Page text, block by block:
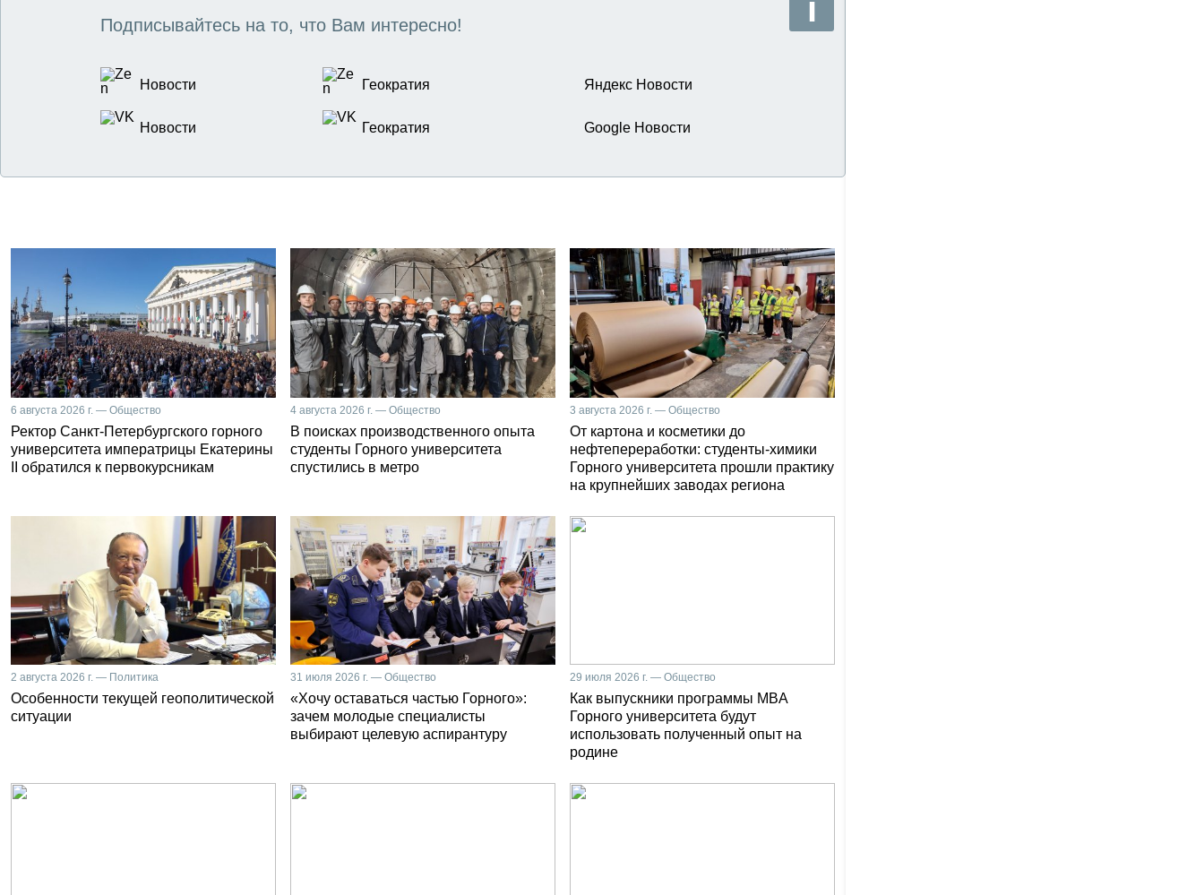
Подписывайтесь на то, что Вам интересно!
Новости Геократия Яндекс Новости
Новости Геократия Google Новости
6 августа 2026 г. — Общество
Ректор Санкт-Петербургского горного
университета императрицы Екатерины
II обратился к первокурсникам
4 августа 2026 г. — Общество
В поисках производственного опыта
студенты Горного университета
спустились в метро
3 августа 2026 г. — Общество
От картона и косметики до
нефтепереработки: студенты-химики
Горного университета прошли практику
на крупнейших заводах региона
2 августа 2026 г. — Политика
Особенности текущей геополитической
ситуации
31 июля 2026 г. — Общество
«Хочу оставаться частью Горного»:
зачем молодые специалисты
выбирают целевую аспирантуру
29 июля 2026 г. — Общество
Как выпускники программы MBA
Горного университета будут
использовать полученный опыт на
родине